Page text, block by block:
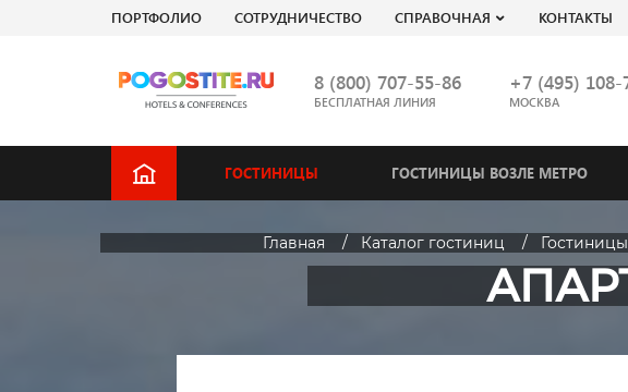
ПОРТФОЛИО СОТРУДНИЧЕСТВО СПРАВОЧНАЯ КОНТАКТЫ
8 (800) 707-55-86
БЕСПЛАТНАЯ ЛИНИЯ
+7 (495) 108-
МОСКВА
ГОСТИНИЦЫ ГОСТИНИЦЫ ВОЗЛЕ МЕТРО
Главная Каталог гостиниц